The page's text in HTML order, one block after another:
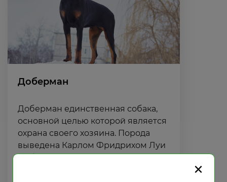
×
Доберман
Доберман единственная собака,
основной целью которой является
охрана своего хозяина. Порода
выведена Карлом Фридрихом Луи